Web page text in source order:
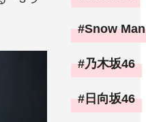
Snow Man
乃木坂46
日向坂46